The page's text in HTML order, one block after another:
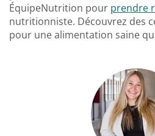
ÉquipeNutrition pour prendre
nutritionniste. Découvrez des
pour une alimentation saine